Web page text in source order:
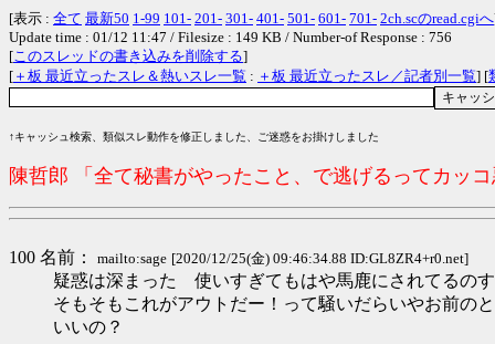
[表示 : 全て 最新50 1-99 101- 201- 301- 401- 501- 601- 701- 2ch.scのread.cgiへ
Update time : 01/12 11:47 / Filesize : 149 KB / Number-of Response : 756
[このスレッドの書き込みを削除する]
[ ＋板 最近立ったスレ＆熱いスレ一覧 : ＋板 最近立ったスレ／記者別一覧] [
↑キャッシュ検索、類似スレ動作を修正しました、ご迷惑をお掛けしました
陳哲郎 「全て秘書がやったこと、で逃げるってカッ
100 名前： mailto:sage [2020/12/25(金) 09:46:34.88 ID:GL8ZR4+r0.net]
疑惑は深まった 使いすぎてもはや馬鹿にされてるの
そもそもこれがアウトだー！って騒いだらいやお前の
いいの？